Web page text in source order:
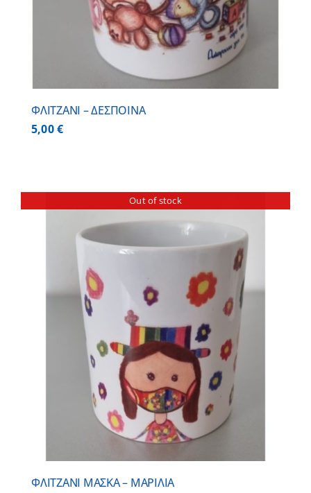
ΦΛΙΤΖΑΝΙ – ΔΕΣΠΟΙΝΑ
5,00€
Out of stock
ΦΛΙΤΖΑΝΙ ΜΑΣΚΑ – ΜΑΡΙΛΙΑ